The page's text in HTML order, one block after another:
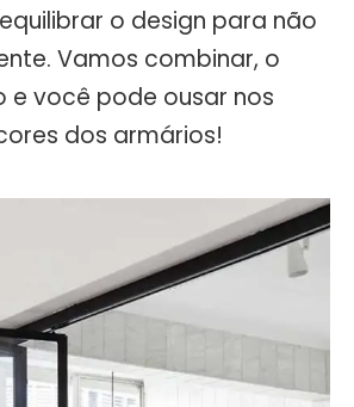
o design para não
Vamos combinar, o
e você pode ousar nos
dos armários!